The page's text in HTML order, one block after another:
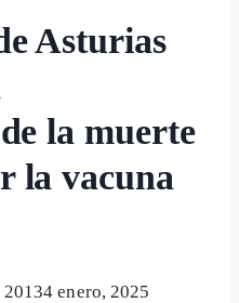
Asturias
la muerte
la vacuna
20134 enero, 2025